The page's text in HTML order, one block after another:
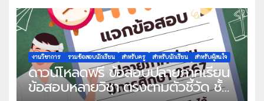
งานวิชาการ รวมข้อสอบนักเรียน สำหรับครู สำหรับนักเรียน สำหรับผู้สนใจ
ดาวน์โหลดฟรี ข้อสอบปลายภาคเรียน
ข้อสอบหลายวิชา ตรงตามตัวชี้วัด ชั้น